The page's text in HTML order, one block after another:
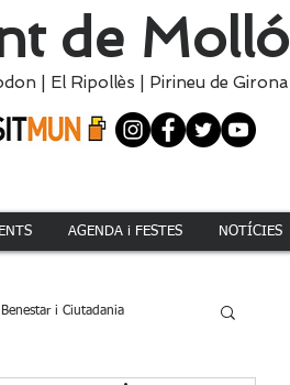
de Molló
El Ripollès Pirineu de Girona
AGENDA i FESTES NOTÍCIES
Benestar i Ciutadania